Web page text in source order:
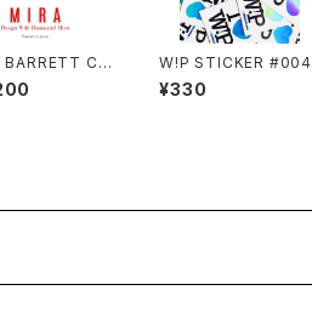
BARRETT CLI
W!P STICKER #004
¥330